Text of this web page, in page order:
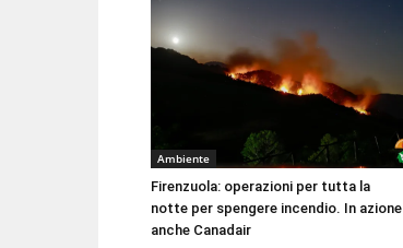
Ambiente
Firenzuola: operazioni per tutta la
notte per spengere incendio. In azione
anche Canadair